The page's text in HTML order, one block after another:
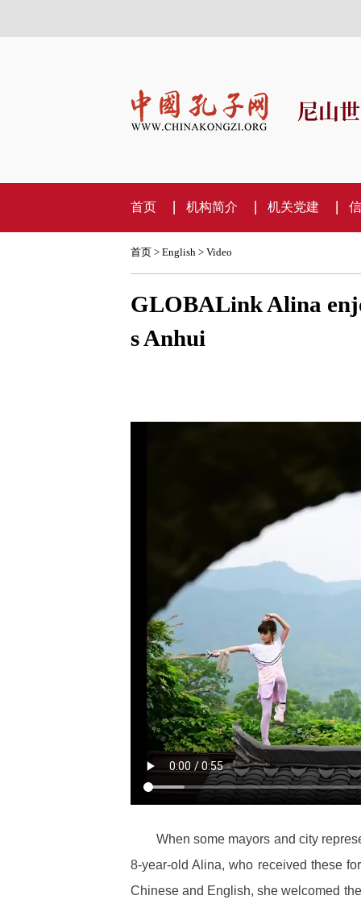
尼山
首页 机构简介 机关党建
首页> English > Video
GLOBALink Alina
s Anhui
When some mayors and city
8-year-old Alina, who received these
Chinese and English, she welcomed